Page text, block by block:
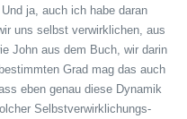
ja, auch ich habe daran
uns selbst verwirklichen, aus
John aus dem Buch, wir darin
Grad mag das auch
eben genau diese Dynamik
Selbstverwirklichungs-